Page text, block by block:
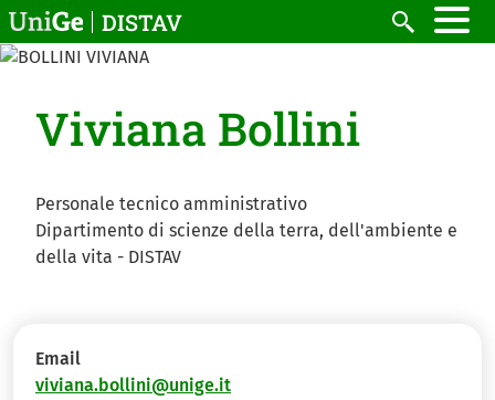
Salta al contenuto principale
DISTAV Cerca
Viviana Bollini
Personale tecnico amministrativo
Dipartimento di scienze della terra, dell'ambiente e
della vita - DISTAV
Email
viviana.bollini@unige.it